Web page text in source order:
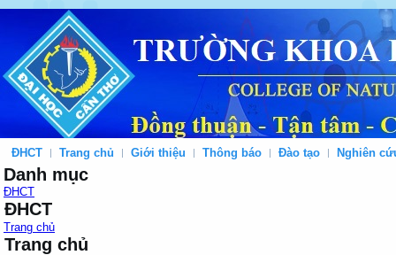
ĐHCT Trang chủ Giới thiệu Thông báo Đào tạo Nghiên
Danh mục
ĐHCT
ĐHCT
Trang chủ
Trang chủ